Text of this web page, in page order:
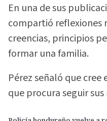
En una de sus
compartió reflexiones
creencias, principios
formar una familia.
Pérez señaló que cree
que procura seguir